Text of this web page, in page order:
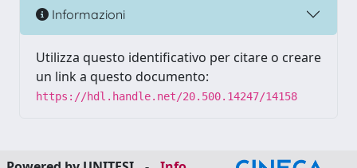
Informazioni
Utilizza questo identificativo per citare o creare
un link a questo documento:
https://hdl.handle.net/20.500.14247/14158